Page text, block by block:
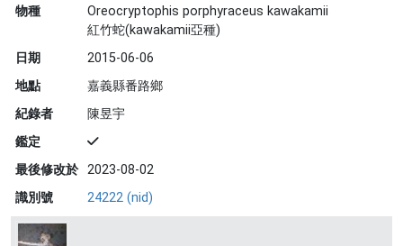
物種
Oreocryptophis porphyraceus kawakamii
紅竹蛇(kawakamii亞種)
日期
2015-06-06
地點
嘉義縣番路鄉
紀錄者
陳昱宇
鑑定
最後修改於 2023-08-02
識別號
24222 (nid)